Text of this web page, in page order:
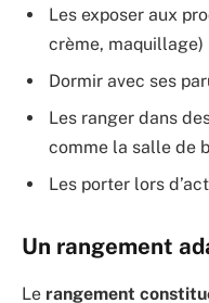
Les exposer aux
crème, maquillage)
Dormir avec ses
Les ranger dans
comme la salle de
Les porter lors
Un rangement
Le rangement